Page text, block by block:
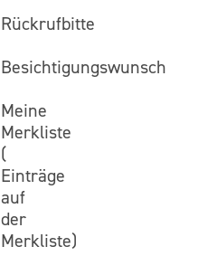
Rückrufbitte
Besichtigungswunsch
Meine
Merkliste
(
Einträge
auf
der
Merkliste)